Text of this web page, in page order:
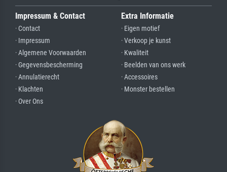
Impressum & Contact
· Contact
· Impressum
· Algemene Voorwaarden
· Gegevensbescherming
· Annulatierecht
· Klachten
· Over Ons
Extra Informatie
· Eigen motief
· Verkoop je kunst
· Kwaliteit
· Beelden van ons werk
· Accessoires
· Monster bestellen